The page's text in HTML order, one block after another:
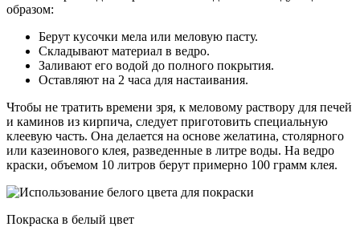
образом:
Берут кусочки мела или меловую пасту.
Складывают материал в ведро.
Заливают его водой до полного покрытия.
Оставляют на 2 часа для настаивания.
Чтобы не тратить времени зря, к меловому раствору для печей
и каминов из кирпича, следует приготовить специальную
клеевую часть. Она делается на основе желатина, столярного
или казеинового клея, разведенные в литре воды. На ведро
краски, объемом 10 литров берут примерно 100 грамм клея.
Покраска в белый цвет